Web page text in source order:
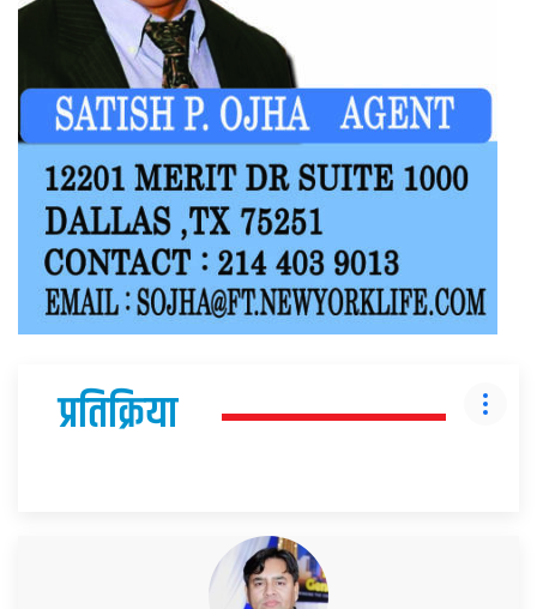
प्रतिक्रिया